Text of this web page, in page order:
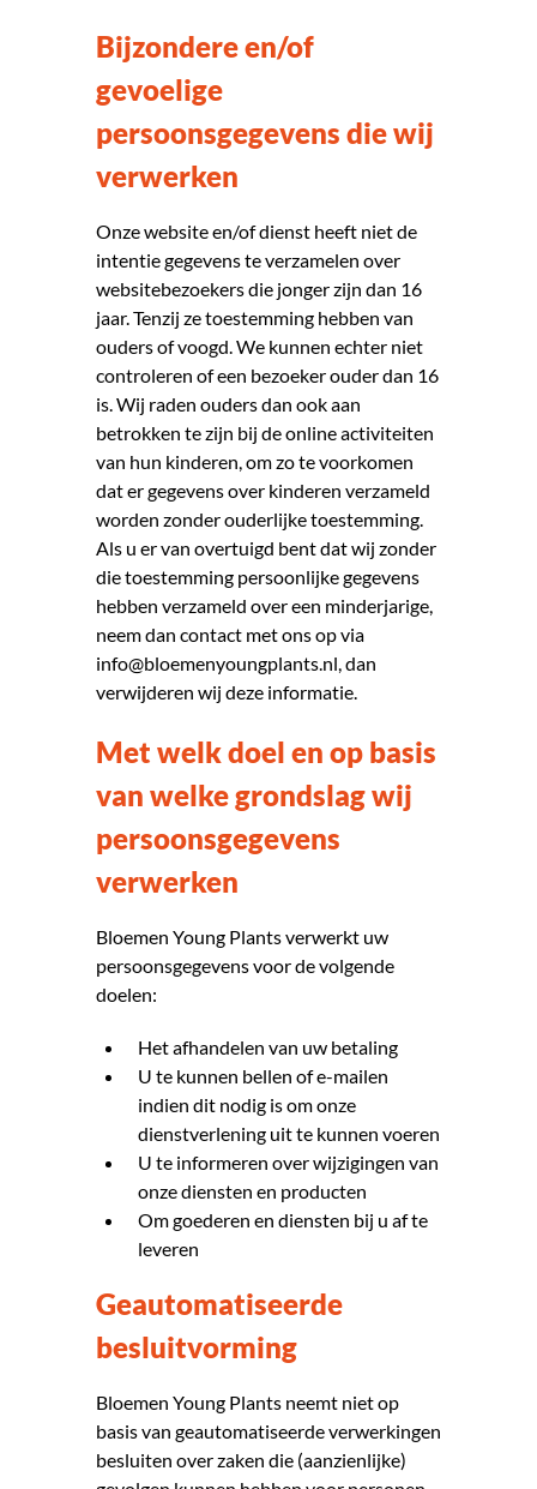
Bijzondere en/of
gevoelige
persoonsgegevens die wij
verwerken
Onze website en/of dienst heeft niet de
intentie gegevens te verzamelen over
websitebezoekers die jonger zijn dan 16
jaar. Tenzij ze toestemming hebben van
ouders of voogd. We kunnen echter niet
controleren of een bezoeker ouder dan 16
is. Wij raden ouders dan ook aan
betrokken te zijn bij de online activiteiten
van hun kinderen, om zo te voorkomen
dat er gegevens over kinderen verzameld
worden zonder ouderlijke toestemming.
Als u er van overtuigd bent dat wij zonder
die toe­stemming persoonlijke gegevens
hebben verzameld over een minderjarige,
neem dan contact met ons op via
info@bloemenyoungplants.nl, dan
verwijderen wij deze informatie.
Met welk doel en op basis
van welke grondslag wij
persoonsgegevens
verwerken
Bloemen Young Plants verwerkt uw
persoonsgegevens voor de volgende
doelen:
Het afhandelen van uw betaling
U te kunnen bellen of e-mailen
indien dit nodig is om onze
dienstverlening uit te kunnen voeren
U te informeren over wijzigingen van
onze diensten en producten
Om goederen en diensten bij u af te
leveren
Geautomatiseerde
besluitvorming
Bloemen Young Plants neemt niet op
basis van geautomatiseerde verwerkingen
besluiten over zaken die (aanzienlijke)